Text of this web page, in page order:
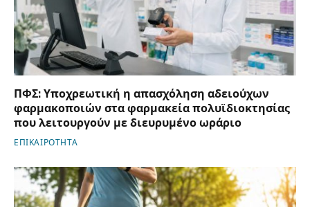
ΠΦΣ: Υποχρεωτική η απασχόληση αδειούχων
φαρμακοποιών στα φαρμακεία πολυϊδιοκτησίας
που λειτουργούν με διευρυμένο ωράριο
ΕΠΙΚΑΙΡΟΤΗΤΑ